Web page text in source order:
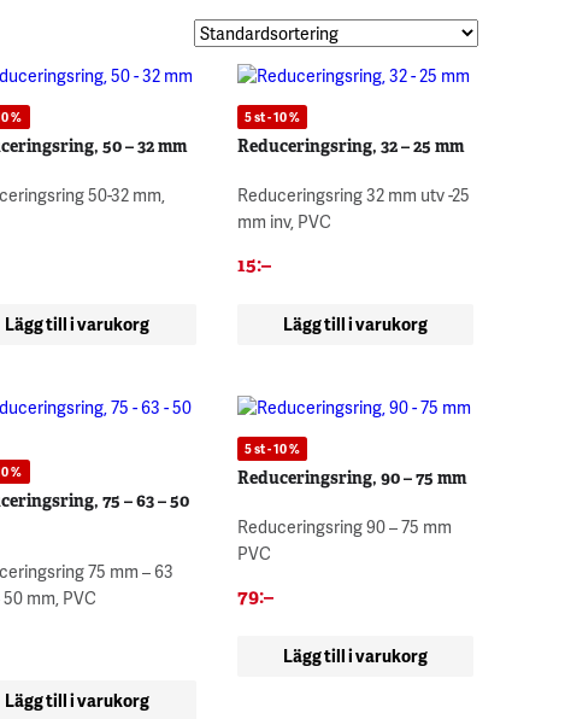
%
50 – 32 mm
50-32 mm,
Lägg till i varukorg
5 st - 10 %
Reduceringsring, 32 – 25 mm
Reduceringsring 32 mm utv -25
mm inv, PVC
15:–
Lägg till i varukorg
%
75 – 63 – 50
75 mm – 63
50 mm, PVC
Lägg till i varukorg
5 st - 10 %
Reduceringsring, 90 – 75 mm
Reduceringsring 90 – 75 mm
PVC
79:–
Lägg till i varukorg